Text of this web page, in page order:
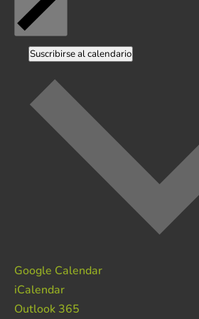
Suscribirse al calendario
Google Calendar
iCalendar
Outlook 365